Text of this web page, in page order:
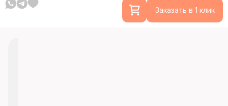
Заказать в 1 клик